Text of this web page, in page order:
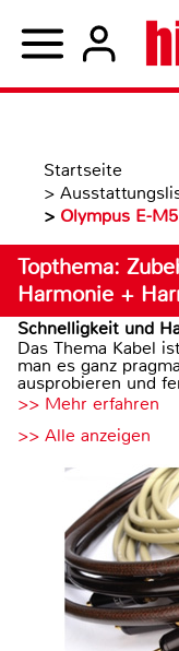
Startseite
>
> Olympus E-M5
Topthema:
Harmonie +
Schnelligkeit und
Das Thema Kabel
man es ganz
ausprobieren und
>> Mehr erfahren
>> Alle anzeigen